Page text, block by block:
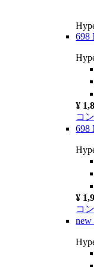
698
¥
コ
698
¥
コ
new